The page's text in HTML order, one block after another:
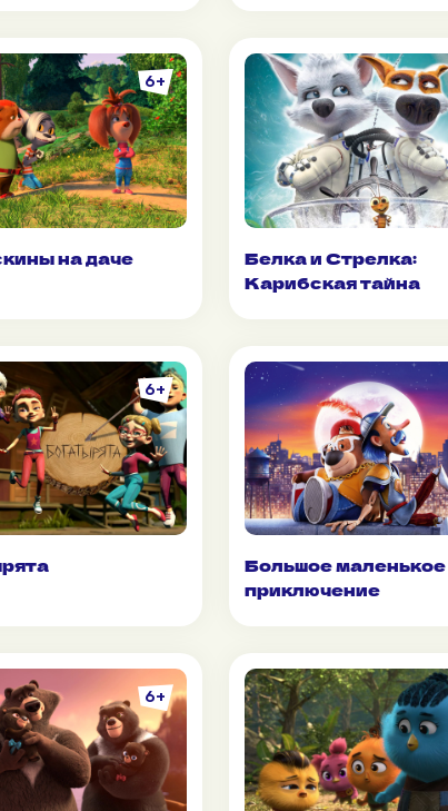
6+
на даче
Белка и Стрелка:
Карибская тайна
6+
Большое маленькое
приключение
6+